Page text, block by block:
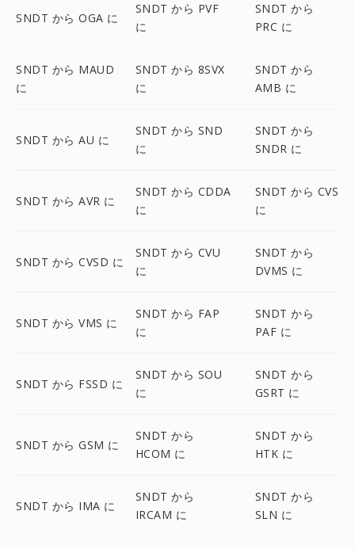
SNDT から OGA に
SNDT から PVF
に
SNDT から
PRC に
SNDT から MAUD
に
SNDT から 8SVX
に
SNDT から
AMB に
SNDT から AU に
SNDT から SND
に
SNDT から
SNDR に
SNDT から AVR に
SNDT から CDDA
に
SNDT から CVS
に
SNDT から CVSD に
SNDT から CVU
に
SNDT から
DVMS に
SNDT から VMS に
SNDT から FAP
に
SNDT から
PAF に
SNDT から FSSD に
SNDT から SOU
に
SNDT から
GSRT に
SNDT から GSM に
SNDT から
HCOM に
SNDT から
HTK に
SNDT から IMA に
SNDT から
IRCAM に
SNDT から
SLN に